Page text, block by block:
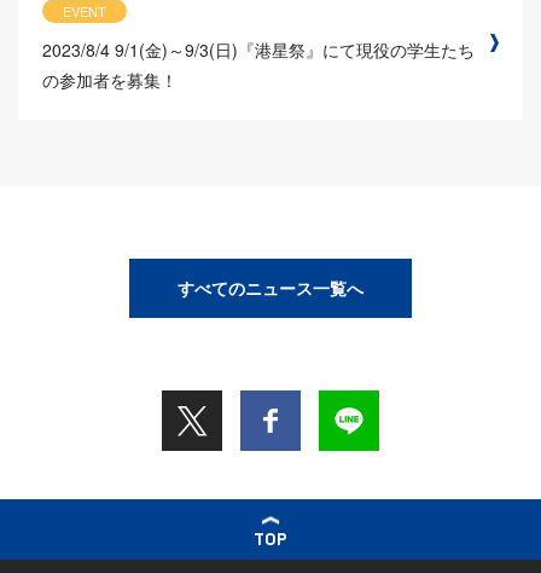
EVENT
2023/8/4 9/1(金)～9/3(日)『港星祭』にて現役の学生たち
の参加者を募集！
すべてのニュース一覧へ
TOP